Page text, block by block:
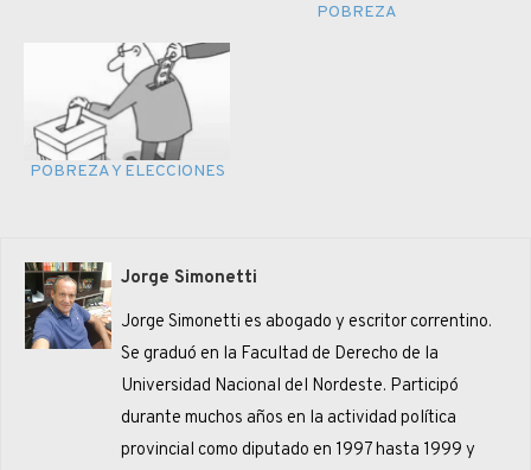
POBREZA
POBREZA Y ELECCIONES
Jorge Simonetti
Jorge Simonetti es abogado y escritor correntino.
Se graduó en la Facultad de Derecho de la
Universidad Nacional del Nordeste. Participó
durante muchos años en la actividad política
provincial como diputado en 1997 hasta 1999 y